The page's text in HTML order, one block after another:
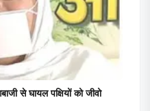
से घायल पक्षियों को जीवो